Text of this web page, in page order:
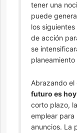
tener una
puede
los
de acción
se
Abrazando
futuro es
corto plazo,
emplear para
anuncios. La